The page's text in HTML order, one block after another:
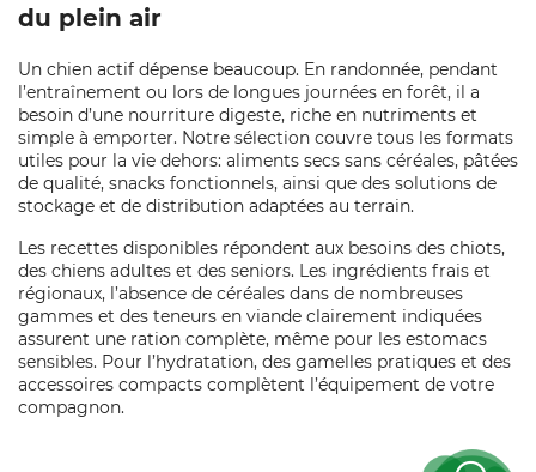
du plein air
Un chien actif dépense beaucoup. En randonnée, pendant
l’entraînement ou lors de longues journées en forêt, il a
besoin d’une nourriture digeste, riche en nutriments et
simple à emporter. Notre sélection couvre tous les formats
utiles pour la vie dehors: aliments secs sans céréales, pâtées
de qualité, snacks fonctionnels, ainsi que des solutions de
stockage et de distribution adaptées au terrain.
Les recettes disponibles répondent aux besoins des chiots,
des chiens adultes et des seniors. Les ingrédients frais et
régionaux, l’absence de céréales dans de nombreuses
gammes et des teneurs en viande clairement indiquées
assurent une ration complète, même pour les estomacs
sensibles. Pour l’hydratation, des gamelles pratiques et des
accessoires compacts complètent l’équipement de votre
compagnon.